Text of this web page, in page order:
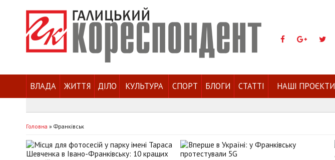
ВЛАДА ЖИТТЯ ДІЛО КУЛЬТУРА СПОРТ БЛОГИ СТАТТІ НАШІ ПРОЄКТИ
Головна » Франківськ